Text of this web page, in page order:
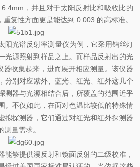
，并且对于太阳反射比和吸收比的
复性方面更是能达到 0.003 的高标准。
阳光谱反射率测量仪为例，它采用钨丝灯
光源照射到样品之上。而样品反射出的光
器收集起来，进而展开相应测量。该仪器
分别对应紫外、蓝光、红光、红外这几个
测器与光源相结合后，所覆盖的范围近乎
。不仅如此，在面对色温比较低的特殊情
拟探测器，它们通过对红光和红外探测器
量需求。
能够提供漫反射和镜面反射的二级校准，